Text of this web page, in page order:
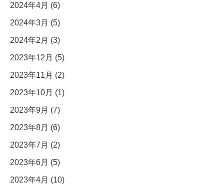
2024年4月 (6)
2024年3月 (5)
2024年2月 (3)
2023年12月 (5)
2023年11月 (2)
2023年10月 (1)
2023年9月 (7)
2023年8月 (6)
2023年7月 (2)
2023年6月 (5)
2023年4月 (10)